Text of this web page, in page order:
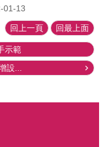
01-13
回上一頁 回最上面
示範
設...